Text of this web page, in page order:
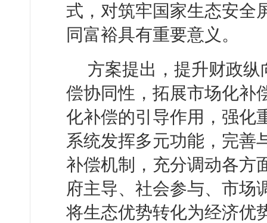
式，对筑牢国家生态安全
同富裕具有重要意义。
方案提出，提升财政
偿协同性，拓展市场化补
化补偿的引导作用，强化
系统发挥多元功能，完善
补偿机制，充分调动各方
府主导、社会参与、市场
将生态优势转化为经济优